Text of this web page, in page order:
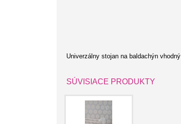
Univerzálny stojan na baldachýn
SÚVISIACE PRODUKTY